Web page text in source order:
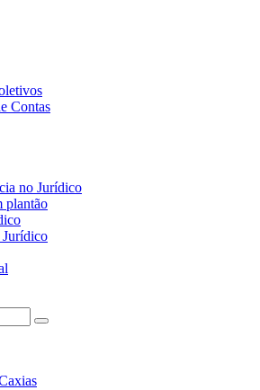
Contas
no Jurídico
plantão